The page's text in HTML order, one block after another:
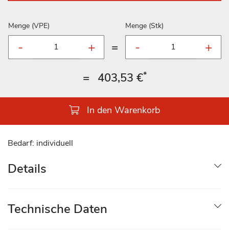
Menge (VPE)
=
Menge (Stk)
= 403,53 €*
In den Warenkorb
Bedarf: individuell
Details
Technische Daten